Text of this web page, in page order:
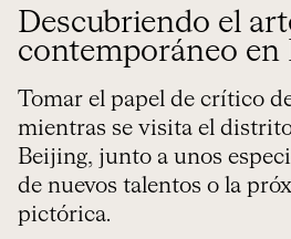
Descubriendo el
contemporáneo en
Tomar el papel de crítico
mientras se visita el
Beijing, junto a unos
de nuevos talentos o la
pictórica.